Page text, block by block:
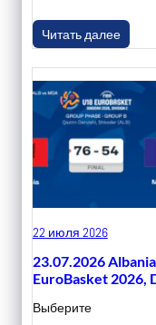
Читать далее
22 июля 2026
23.07.2026
EuroBasket 2026,
Выберите